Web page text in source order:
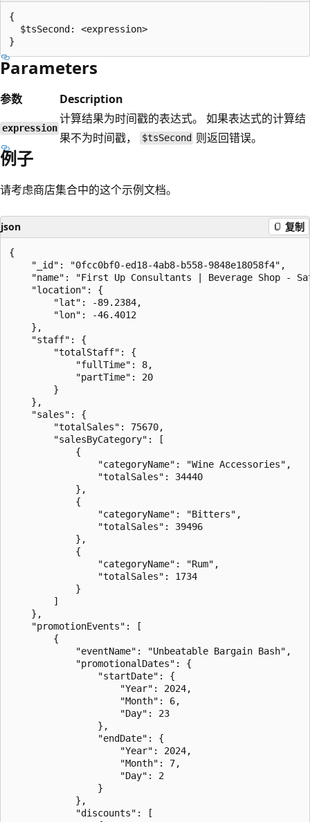
{
  $tsSecond: <expression>
Parameters
参数 Description
expression
计算结果为时间戳的表达式。 如果表达式的计算结
果不为时间戳，
$tsSecond 则返回错误。
例子
请考虑商店集合中的这个示例文档。
json 复制
{
    "_id": "0fcc0bf0-ed18-4ab8-b558-9848e18058f4",
"name": "First Up Consultants | Beverage Shop -
    "location": {
        "lat": -89.2384,
        "lon": -46.4012
    },
    "staff": {
        "totalStaff": {
            "fullTime": 8,
            "partTime": 20
        }
    },
    "sales": {
        "totalSales": 75670,
        "salesByCategory": [
            {
                "categoryName": "Wine Accessories",
                "totalSales": 34440
            },
            {
                "categoryName": "Bitters",
                "totalSales": 39496
            },
            {
                "categoryName": "Rum",
                "totalSales": 1734
            }
        ]
    },
    "promotionEvents": [
        {
            "eventName": "Unbeatable Bargain Bash",
            "promotionalDates": {
                "startDate": {
                    "Year": 2024,
                    "Month": 6,
                    "Day": 23
                },
                "endDate": {
                    "Year": 2024,
                    "Month": 7,
                    "Day": 2
                }
            },
            "discounts": [